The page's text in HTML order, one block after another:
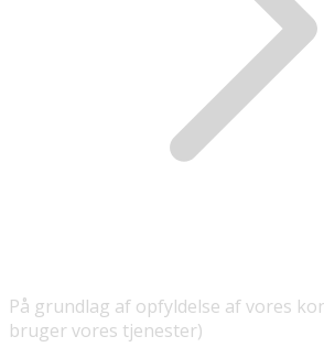
På grundlag af opfyldelse af vores
bruger vores tjenester)